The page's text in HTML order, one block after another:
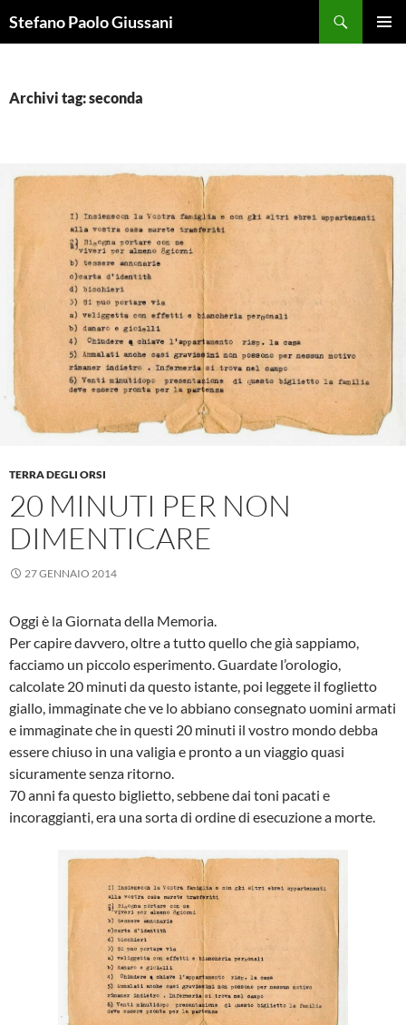
alStefano Paolo Giussani
Archivi tag: seconda
TERRA DEGLI ORSI
20 MINUTI PER NON
DIMENTICARE
27 GENNAIO 2014
Oggi è la Giornata della Memoria.
Per capire davvero, oltre a tutto quello che già sappiamo,
facciamo un piccolo esperimento. Guardate l’orologio,
calcolate 20 minuti da questo istante, poi leggete il foglietto
giallo, immaginate che ve lo abbiano consegnato uomini armati
e immaginate che in questi 20 minuti il vostro mondo debba
essere chiuso in una valigia e pronto a un viaggio quasi
sicuramente senza ritorno.
70 anni fa questo biglietto, sebbene dai toni pacati e
incoraggianti, era una sorta di ordine di esecuzione a morte.